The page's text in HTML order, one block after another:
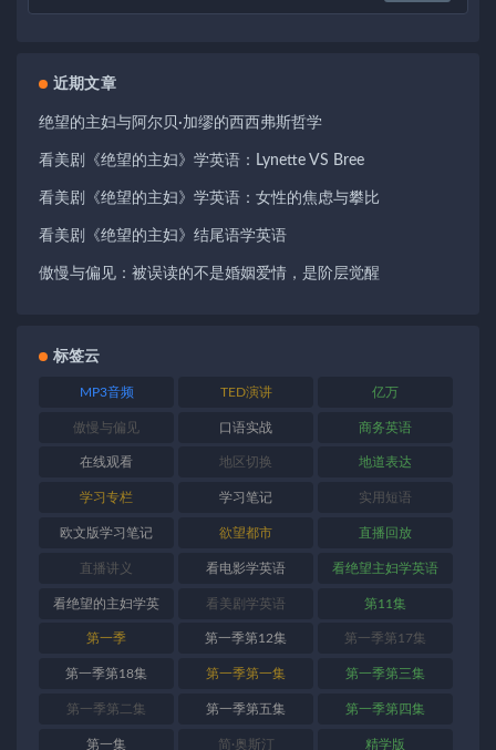
近期文章
绝望的主妇与阿尔贝·加缪的西西弗斯哲学
看美剧《绝望的主妇》学英语：Lynette VS Bree
看美剧《绝望的主妇》学英语：女性的焦虑与攀比
看美剧《绝望的主妇》结尾语学英语
傲慢与偏见：被误读的不是婚姻爱情，是阶层觉醒
标签云
MP3音频 TED演讲 亿万
傲慢与偏见 口语实战 商务英语
在线观看 地区切换 地道表达
学习专栏 学习笔记 实用短语
欧文版学习笔记 欲望都市 直播回放
直播讲义 看电影学英语 看绝望主妇学英语
看绝望的主妇学英
语
看美剧学英语 第11集
第一季 第一季第12集 第一季第17集
第一季第18集 第一季第一集 第一季第三集
第一季第二集 第一季第五集 第一季第四集
第一集 简·奥斯汀 精学版